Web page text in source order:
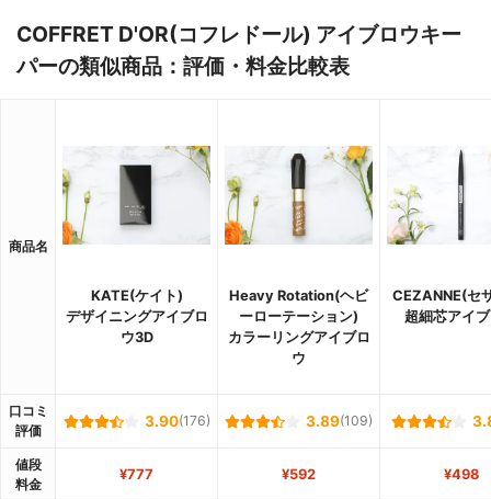
COFFRET D'OR(コフレドール) アイブロウキー
パーの類似商品：評価・料金比較表
商品名
KATE(ケイト)
デザイニングアイブロ
ウ3D
Heavy Rotation(ヘビ
ーローテーション)
カラーリングアイブロ
ウ
CEZANNE(セ
超細芯アイ
口コミ
評価
3.90(176) 3.89(109)
値段
料金
¥777 ¥592 ¥498